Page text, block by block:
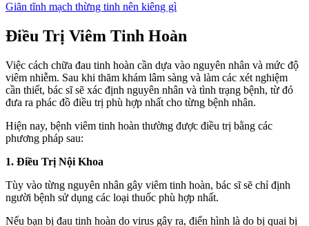
Giãn tĩnh mạch thừng tinh nên kiêng gì
Điều Trị Viêm Tinh Hoàn
Việc cách chữa đau tinh hoàn cần dựa vào nguyên nhân và mức độ
viêm nhiễm. Sau khi thăm khám lâm sàng và làm các xét nghiệm
cần thiết, bác sĩ sẽ xác định nguyên nhân và tình trạng bệnh, từ đó
đưa ra phác đồ điều trị phù hợp nhất cho từng bệnh nhân.
Hiện nay, bệnh viêm tinh hoàn thường được điều trị bằng các
phương pháp sau:
1. Điều Trị Nội Khoa
Tùy vào từng nguyên nhân gây viêm tinh hoàn, bác sĩ sẽ chỉ định
người bệnh sử dụng các loại thuốc phù hợp nhất.
Nếu bạn bị đau tinh hoàn do virus gây ra, điển hình là do bị quai bị